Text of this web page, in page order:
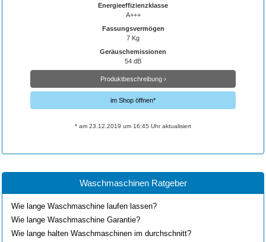
Energieeffizienzklasse
A+++
Fassungsvermögen
7 Kg
Geräuschemissionen
54 dB
Produktbeschreibung ›
im Shop öffnen*
* am 23.12.2019 um 16:45 Uhr aktualisiert
Waschmaschinen Ratgeber
Wie lange Waschmaschine laufen lassen?
Wie lange Waschmaschine Garantie?
Wie lange halten Waschmaschinen im durchschnitt?